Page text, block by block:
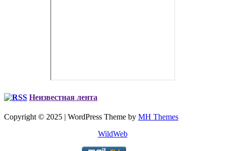
Неизвестная лента
Copyright © 2025 | WordPress Theme by MH Themes
WildWeb